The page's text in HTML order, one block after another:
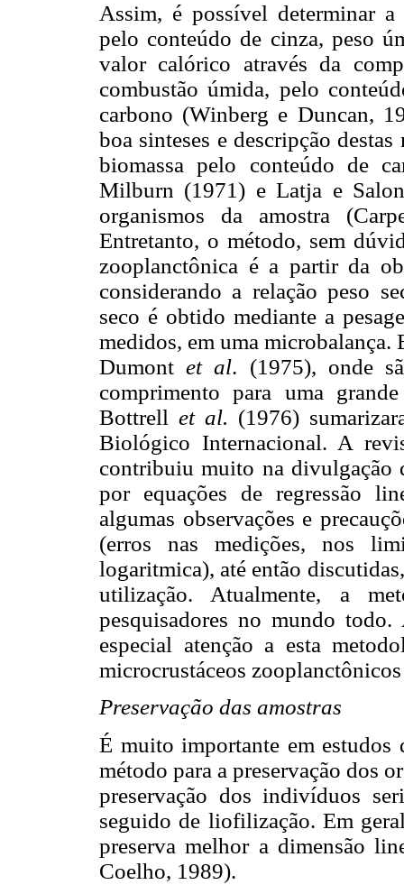
Assim, é possível determinar a
pelo conteúdo de cinza, peso
valor calórico através da
combustão úmida, pelo
carbono (Winberg e Duncan,
boa sinteses e descripção
biomassa pelo conteúdo de
Milburn (1971) e Latja e
organismos da amostra
Entretanto, o método, sem
zooplanctônica é a partir da
considerando a relação peso
seco é obtido mediante a
medidos, em uma
Dumontet al. (1975), onde
comprimento para uma
Bottrellet al. (1976)
Biológico Internacional. A
contribuiu muito na divulgação
por equações de regressão
algumas observações e
(erros nas medições, nos
logaritmica), até então
utilização. Atualmente, a
pesquisadores no mundo todo.
especial atenção a esta
microcrustáceos
Preservação das amostras
É muito importante em estudos
método para a preservação dos
preservação dos indivíduos
seguido de liofilização. Em
preserva melhor a dimensão
Coelho, 1989).